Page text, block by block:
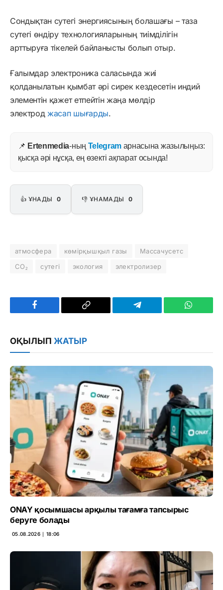
Сондықтан сутегі энергиясының болашағы – таза
сутегі өндіру технологияларының тиімділігін
арттыруға тікелей байланысты болып отыр.
Ғалымдар электроника саласында жиі
қолданылатын қымбат әрі сирек кездесетін индий
элементін қажет етпейтін жаңа мөлдір
электроджасап шығарды.
📌 Ertenmedia-ның Telegram арнасына жазылыңыз:
қысқа әрі нұсқа, ең өзекті ақпарат осында!
👍 ҰНАДЫ 0 👎 ҰНАМАДЫ 0
атмосфера көмірқышқыл газы
Массачусетс
СО₂
сутегі экология электролизер
Facebook
Copy
Telegram
ОҚЫЛЫП ЖАТЫР
ONAY қосымшасы арқылы тағамға тапсырыс
беруге болады
05.08.2026 ∣ 18:06